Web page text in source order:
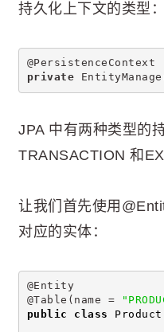
持久化上下文的类型：
@PersistenceContext
private
JPA 中有两种类型的
TRANSACTION 和
让我们首先使用
对应的实体：
@Entity
@Table(name =
public
class